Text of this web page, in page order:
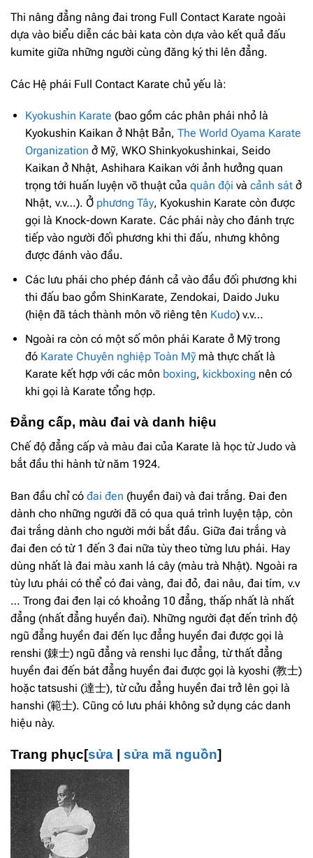
Thi nâng đẳng nâng đai trong Full Contact Karate ngoài
dựa vào biểu diễn các bài kata còn dựa vào kết quả đấu
kumite giữa những người cùng đăng ký thi lên đẳng.
Các Hệ phái Full Contact Karate chủ yếu là:
Kyokushin Karate (bao gồm các phân phái nhỏ là
Kyokushin Kaikan ở Nhật Bản, The World Oyama Karate
Organization ở Mỹ, WKO Shinkyokushinkai, Seido
Kaikan ở Nhật, Ashihara Kaikan với ảnh hưởng quan
trọng tới huấn luyện võ thuật của quân đội và cảnh sátở
Nhật, v.v…). Ở phương Tây, Kyokushin Karate còn được
gọi là Knock-down Karate. Các phái này cho đánh trực
tiếp vào người đối phương khi thi đấu, nhưng không
được đánh vào đầu.
Các lưu phái cho phép đánh cả vào đầu đối phương khi
thi đấu bao gồm ShinKarate, Zendokai, Daido Juku
(hiện đã tách thành môn võ riêng tên Kudo) v.v…
Ngoài ra còn có một số môn phái Karate ở Mỹ trong
đó Karate Chuyên nghiệp Toàn Mỹmà thực chất là
Karate kết hợp với các môn boxing, kickboxing nên có
khi gọi là Karate tổng hợp.
Đẳng cấp, màu đai và danh hiệu
Chế độ đẳng cấp và màu đai của Karate là học từ Judo và
bắt đầu thi hành từ năm 1924.
Ban đầu chỉ có đai đen (huyền đai) và đai trắng. Đai đen
dành cho những người đã có qua quá trình luyện tập, còn
đai trắng dành cho người mới bắt đầu. Giữa đai trắng và
đai đen có từ 1 đến 3 đai nữa tùy theo từng lưu phái. Hay
dùng nhất là đai màu xanh lá cây (màu trà Nhật). Ngoài ra
tùy lưu phái có thể có đai vàng, đai đỏ, đai nâu, đai tím, v.v
… Trong đai đen lại có khoảng 10 đẳng, thấp nhất là nhất
đẳng (nhất đẳng huyền đai). Những người đạt đến trình độ
ngũ đẳng huyền đai đến lục đẳng huyền đai được gọi là
renshi (錬士) ngũ đẳng và renshi lục đẳng, từ thất đẳng
huyền đai đến bát đẳng huyền đai được gọi là kyoshi (教士)
hoặc tatsushi (達士), từ cửu đẳng huyền đai trở lên gọi là
hanshi (範士). Cũng có lưu phái không sử dụng các danh
hiệu này.
Trang phục[sửa | sửa mã nguồn]